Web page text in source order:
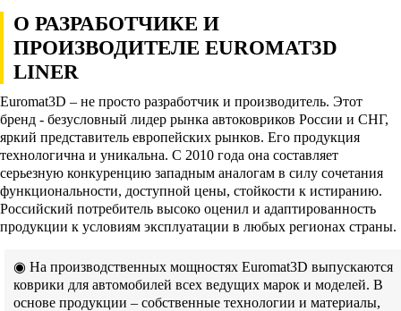
О РАЗРАБОТЧИКЕ И
ПРОИЗВОДИТЕЛЕ EUROMAT3D
LINER
Euromat3D – не просто разработчик и производитель. Этот
бренд - безусловный лидер рынка автоковриков России и СНГ,
яркий представитель европейских рынков. Его продукция
технологична и уникальна. С 2010 года она составляет
серьезную конкуренцию западным аналогам в силу сочетания
функциональности, доступной цены, стойкости к истиранию.
Российский потребитель высоко оценил и адаптированность
продукции к условиям эксплуатации в любых регионах страны.
◉ На производственных мощностях Euromat3D выпускаются
коврики для автомобилей всех ведущих марок и моделей. В
основе продукции – собственные технологии и материалы,